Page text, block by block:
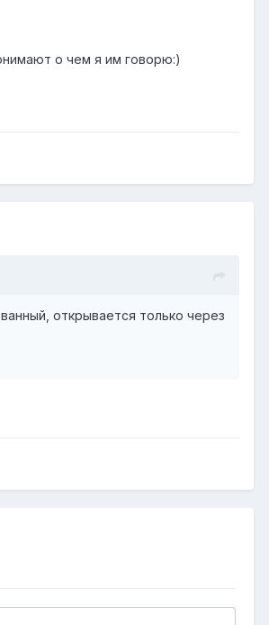
о чем я им говорю:)
открывается только через